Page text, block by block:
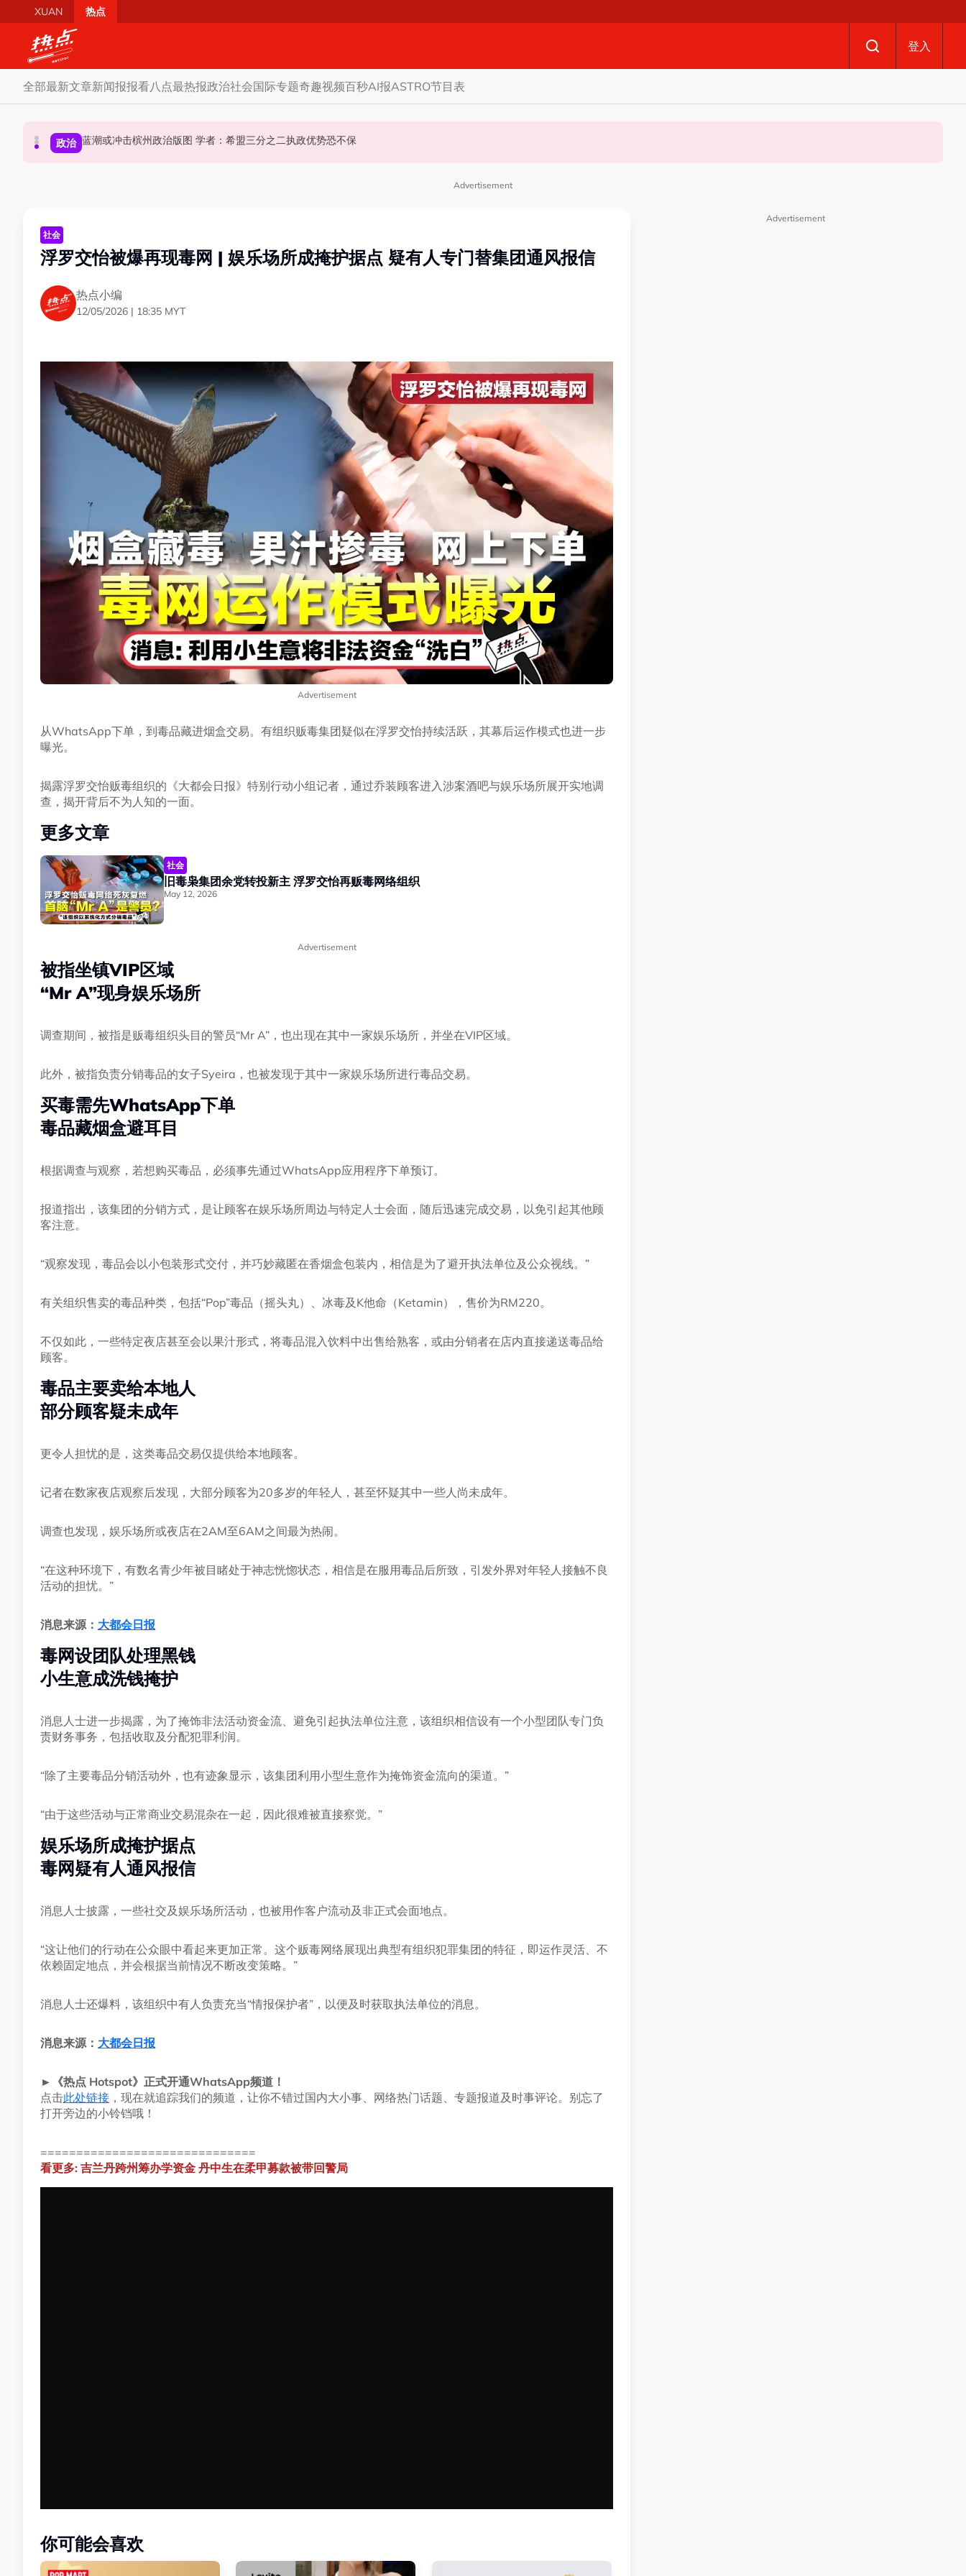
Skip to main content
XUAN 热点
登入
全部最新文章新闻报报看八点最热报政治社会国际专题奇趣视频百秒AI报ASTRO节目表
政治 昨反贪会总部录供身体不适急送院 沙比里案件延至827提控
政治 蓝潮或冲击槟州政治版图 学者：希盟三分之二执政优势恐不保
政治 10议员正式组森州议会 马华、伊党、宏愿党各有一名代表
Advertisement
社会
浮罗交怡被爆再现毒网 | 娱乐场所成掩护据点 疑有人专门替集团通风报信
热点小编
12/05/2026 | 18:35 MYT
Advertisement
从WhatsApp下单，到毒品藏进烟盒交易。有组织贩毒集团疑似在浮罗交怡持续活跃，其幕后运作模式也进一步
曝光。
揭露浮罗交怡贩毒组织的《大都会日报》特别行动小组记者，通过乔装顾客进入涉案酒吧与娱乐场所展开实地调
查，揭开背后不为人知的一面。
更多文章
社会
旧毒枭集团余党转投新主 浮罗交怡再贩毒网络组织
May 12, 2026
Advertisement
被指坐镇VIP区域
“Mr A”现身娱乐场所
调查期间，被指是贩毒组织头目的警员“Mr A”，也出现在其中一家娱乐场所，并坐在VIP区域。
此外，被指负责分销毒品的女子Syeira，也被发现于其中一家娱乐场所进行毒品交易。
买毒需先WhatsApp下单
毒品藏烟盒避耳目
根据调查与观察，若想购买毒品，必须事先通过WhatsApp应用程序下单预订。
报道指出，该集团的分销方式，是让顾客在娱乐场所周边与特定人士会面，随后迅速完成交易，以免引起其他顾
客注意。
“观察发现，毒品会以小包装形式交付，并巧妙藏匿在香烟盒包装内，相信是为了避开执法单位及公众视线。”
有关组织售卖的毒品种类，包括“Pop”毒品（摇头丸）、冰毒及K他命（Ketamin），售价为RM220。
不仅如此，一些特定夜店甚至会以果汁形式，将毒品混入饮料中出售给熟客，或由分销者在店内直接递送毒品给
顾客。
毒品主要卖给本地人
部分顾客疑未成年
更令人担忧的是，这类毒品交易仅提供给本地顾客。
记者在数家夜店观察后发现，大部分顾客为20多岁的年轻人，甚至怀疑其中一些人尚未成年。
调查也发现，娱乐场所或夜店在2AM至6AM之间最为热闹。
“在这种环境下，有数名青少年被目睹处于神志恍惚状态，相信是在服用毒品后所致，引发外界对年轻人接触不良
活动的担忧。”
消息来源： 大都会日报
毒网设团队处理黑钱
小生意成洗钱掩护
消息人士进一步揭露，为了掩饰非法活动资金流、避免引起执法单位注意，该组织相信设有一个小型团队专门负
责财务事务，包括收取及分配犯罪利润。
“除了主要毒品分销活动外，也有迹象显示，该集团利用小型生意作为掩饰资金流向的渠道。”
“由于这些活动与正常商业交易混杂在一起，因此很难被直接察觉。”
娱乐场所成掩护据点
毒网疑有人通风报信
消息人士披露，一些社交及娱乐场所活动，也被用作客户流动及非正式会面地点。
“这让他们的行动在公众眼中看起来更加正常。这个贩毒网络展现出典型有组织犯罪集团的特征，即运作灵活、不
依赖固定地点，并会根据当前情况不断改变策略。”
消息人士还爆料，该组织中有人负责充当“情报保护者”，以便及时获取执法单位的消息。
消息来源： 大都会日报
►《热点 Hotspot》正式开通WhatsApp频道！
点击此处链接 ，现在就追踪我们的频道，让你不错过国内大小事、网络热门话题、专题报道及时事评论。别忘了
打开旁边的小铃铛哦！
==============================
看更多: 吉兰丹跨州筹办学资金 丹中生在柔甲募款被带回警局
你可能会喜欢
Advertisement